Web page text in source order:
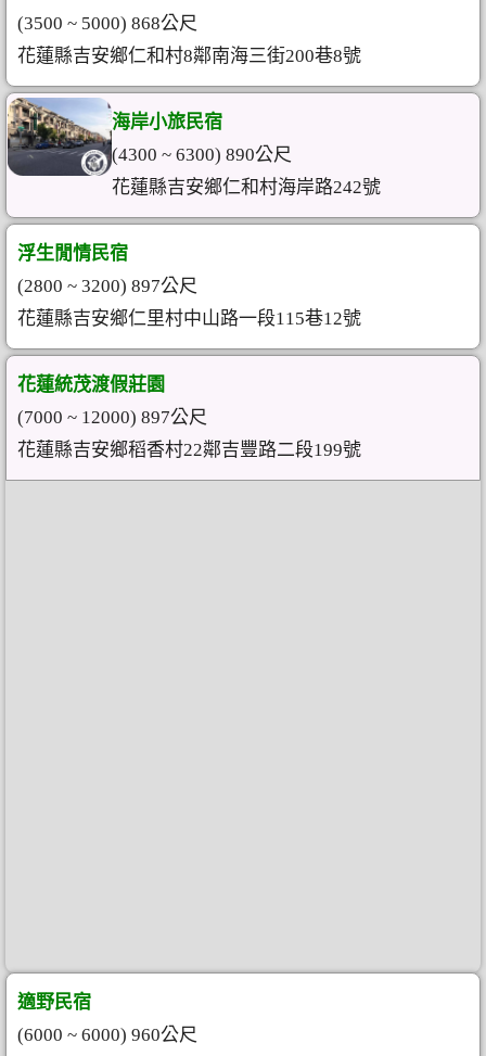
(3500 ~ 5000) 868公尺
花蓮縣吉安鄉仁和村8鄰南海三街200巷8號
海岸小旅民宿
(4300 ~ 6300) 890公尺
花蓮縣吉安鄉仁和村海岸路242號
浮生閒情民宿
(2800 ~ 3200) 897公尺
花蓮縣吉安鄉仁里村中山路一段115巷12號
花蓮統茂渡假莊園
(7000 ~ 12000) 897公尺
花蓮縣吉安鄉稻香村22鄰吉豐路二段199號
適野民宿
(6000 ~ 6000) 960公尺